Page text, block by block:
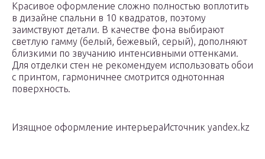
Красивое оформление сложно полностью воплотить
в дизайне спальни в 10 квадратов, поэтому
заимствуют детали. В качестве фона выбирают
светлую гамму (белый, бежевый, серый), дополняют
близкими по звучанию интенсивными оттенками.
Для отделки стен не рекомендуем использовать обои
с принтом, гармоничнее смотрится однотонная
поверхность.
Изящное оформление интерьераИсточник yandex.kz